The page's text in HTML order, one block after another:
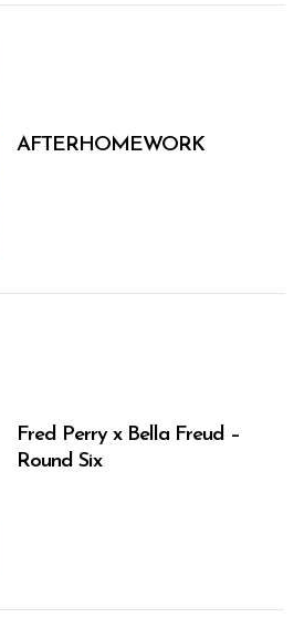
AFTERHOMEWORK
Fred Perry x Bella Freud –
Round Six